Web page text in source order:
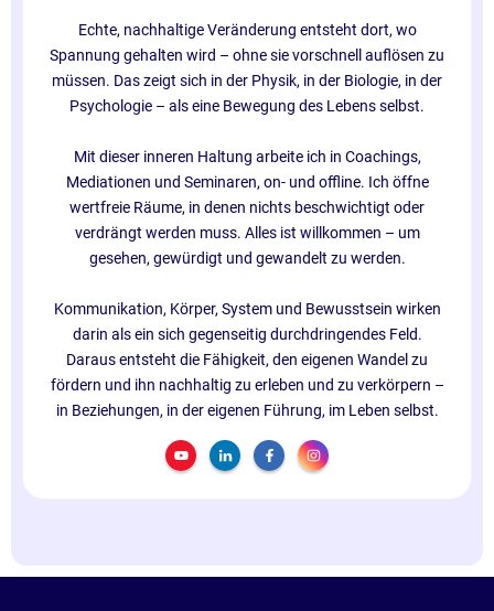
Echte, nachhaltige Veränderung entsteht dort, wo
Spannung gehalten wird – ohne sie vorschnell auflösen zu
müssen. Das zeigt sich in der Physik, in der Biologie, in der
Psychologie – als eine Bewegung des Lebens selbst.
Mit dieser inneren Haltung arbeite ich in Coachings,
Mediationen und Seminaren, on- und offline. Ich öffne
wertfreie Räume, in denen nichts beschwichtigt oder
verdrängt werden muss. Alles ist willkommen – um
gesehen, gewürdigt und gewandelt zu werden.
Kommunikation, Körper, System und Bewusstsein wirken
darin als ein sich gegenseitig durchdringendes Feld.
Daraus entsteht die Fähigkeit, den eigenen Wandel zu
fördern und ihn nachhaltig zu erleben und zu verkörpern –
in Beziehungen, in der eigenen Führung, im Leben selbst.